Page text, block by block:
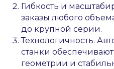
Гибкость и
заказы любого
до крупной серии.
Технологичность.
станки
геометрии и